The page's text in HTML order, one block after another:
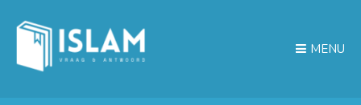
MENU